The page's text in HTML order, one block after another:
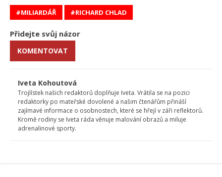
MILIARDÁŘ RICHARD CHLAD
Přidejte svůj názor
KOMENTOVAT
Iveta Kohoutová
Trojlístek našich redaktorů doplňuje Iveta. Vrátila se na pozici
redaktorky po mateřské dovolené a našim čtenářům přináší
zajímavé informace o osobnostech, které se hřejí v záři reflektorů.
Kromě rodiny se Iveta ráda věnuje malování obrazů a miluje
adrenalinové sporty.